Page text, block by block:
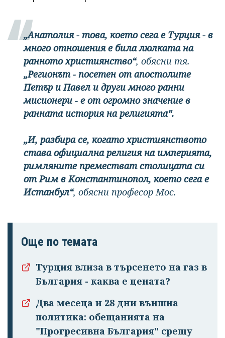
„Анатолия - това, което сега е Турция - в
много отношения е била люлката на
ранното християнство“, обясни тя.
„Регионът - посетен от апостолите
Петър и Павел и други много ранни
мисионери - е от огромно значение в
ранната история на религията“.
„И, разбира се, когато християнството
става официална религия на империята,
римляните преместват столицата си
от Рим в Константинопол, което сега е
Истанбул“, обясни професор Мос.
Още по темата
Турция влиза в търсенето на газ в
България - каква е цената?
Два месеца и 28 дни външна
политика: обещанията на
"Прогресивна България" срещу